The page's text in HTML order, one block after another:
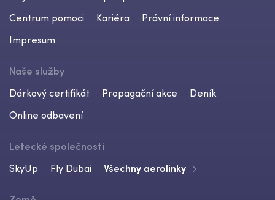
Centrum pomoci
Kariéra
Právní informace
Impresum
Naše služby
Dárkový certifikát
Propagační akce
Deník
Online odbavení
Letecké společnosti
SkyUp
Fly Dubai Všechny aerolinky